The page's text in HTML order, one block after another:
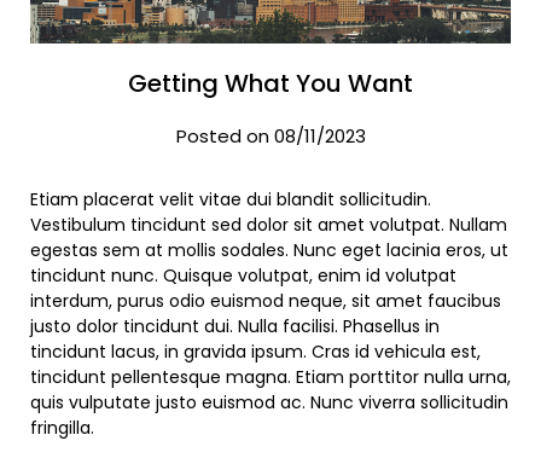
Getting What You Want
Posted on 08/11/2023
Etiam placerat velit vitae dui blandit sollicitudin.
Vestibulum tincidunt sed dolor sit amet volutpat. Nullam
egestas sem at mollis sodales. Nunc eget lacinia eros, ut
tincidunt nunc. Quisque volutpat, enim id volutpat
interdum, purus odio euismod neque, sit amet faucibus
justo dolor tincidunt dui. Nulla facilisi. Phasellus in
tincidunt lacus, in gravida ipsum. Cras id vehicula est,
tincidunt pellentesque magna. Etiam porttitor nulla urna,
quis vulputate justo euismod ac. Nunc viverra sollicitudin
fringilla.